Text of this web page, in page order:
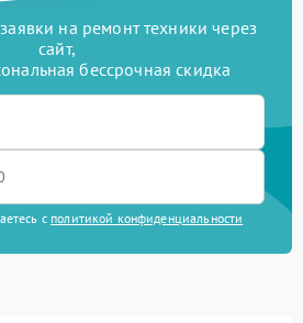
на ремонт техники через
сайт,
бессрочная скидка
с политикой конфиденциальности